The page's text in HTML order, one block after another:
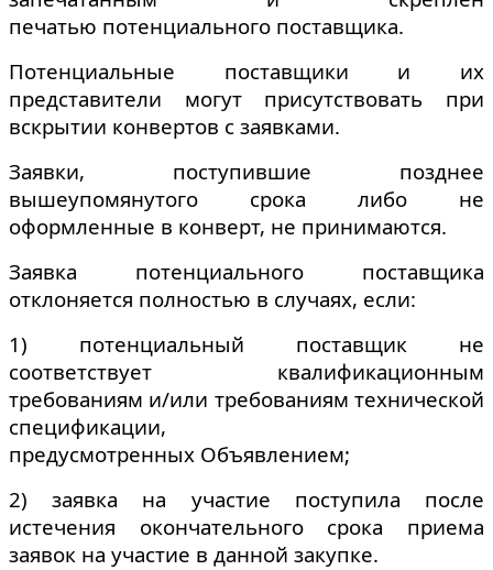
печатью потенциального поставщика.
Потенциальные поставщики и их
представители могут присутствовать при
вскрытии конвертов с заявками.
Заявки, поступившие позднее
вышеупомянутого срока либо не
оформленные в конверт, не принимаются.
Заявка потенциального поставщика
отклоняется полностью в случаях, если:
1) потенциальный поставщик не
соответствует квалификационным
требованиям и/или требованиям технической
спецификации,
предусмотренных Объявлением;
2) заявка на участие поступила после
истечения окончательного срока приема
заявок на участие в данной закупке.